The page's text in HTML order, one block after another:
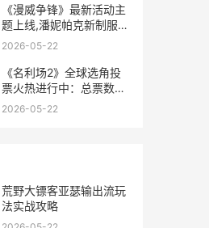
《漫威争锋》最新活动主
题上线,潘妮帕克新制服登
场 漫威争霸赛英雄大全
2026-05-22
《名利场2》全球选角投
票火热进行中：总票数破
6万,520表白季活动主题
2026-05-22
荒野大镖客亚瑟输出流玩
法实战攻略